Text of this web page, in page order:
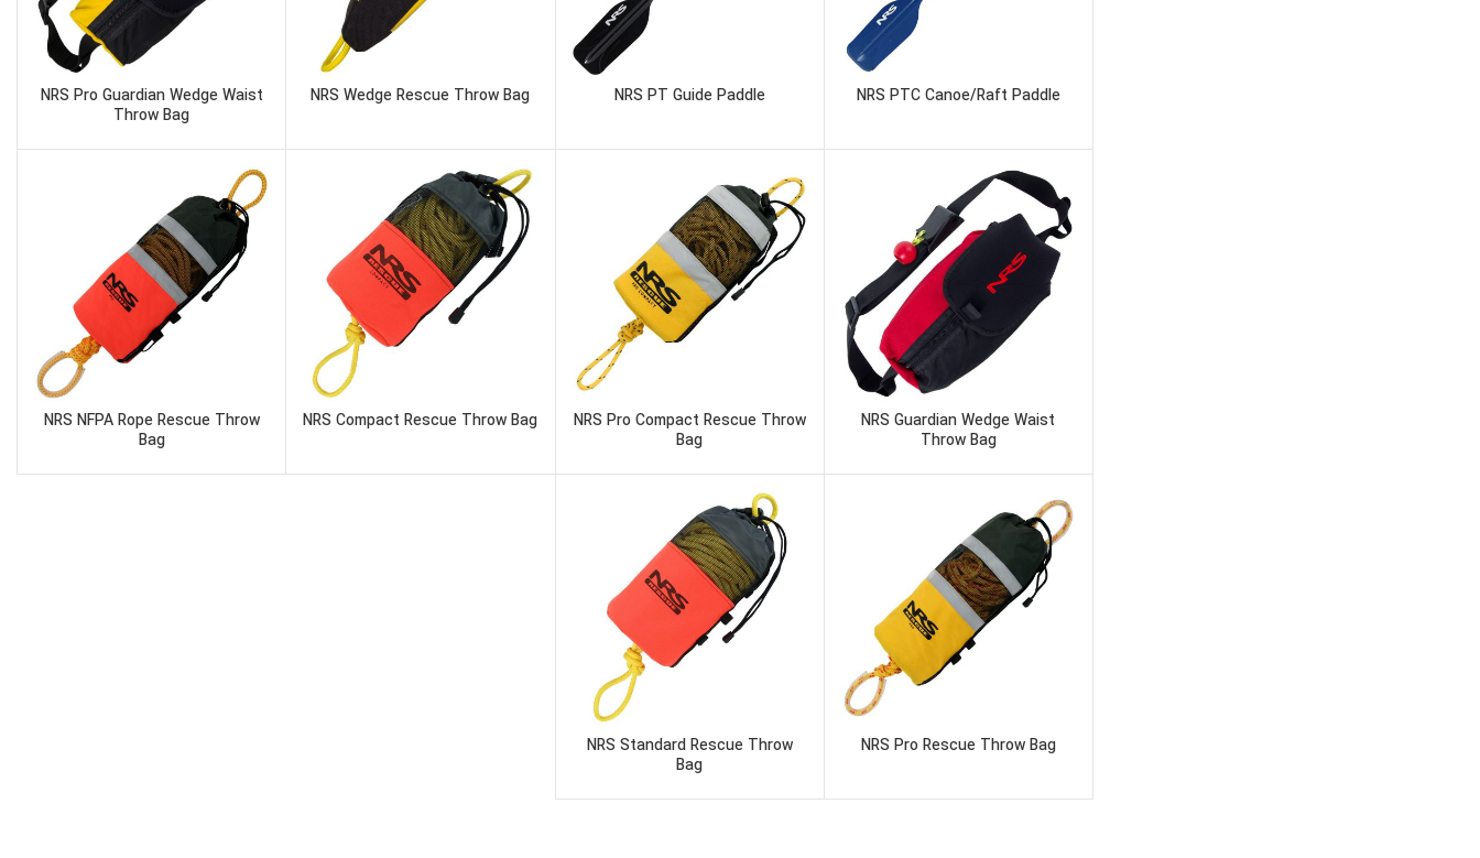
NRS PTC Canoe/Raft Paddle
NRS PT Guide Paddle
NRS Wedge Rescue Throw Bag
NRS Pro Guardian Wedge Waist
Throw Bag
NRS Guardian Wedge Waist
Throw Bag
NRS Pro Compact Rescue Throw
Bag
NRS Compact Rescue Throw Bag
NRS NFPA Rope Rescue Throw
Bag
NRS Pro Rescue Throw Bag
NRS Standard Rescue Throw
Bag